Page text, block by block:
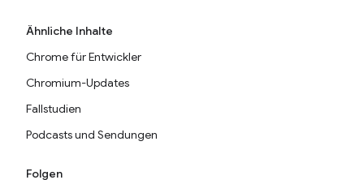
Ähnliche Inhalte
Chrome für Entwickler
Chromium-Updates
Fallstudien
Podcasts und Sendungen
Folgen